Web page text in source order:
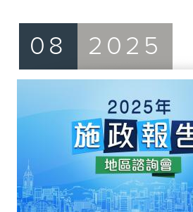
08 2025